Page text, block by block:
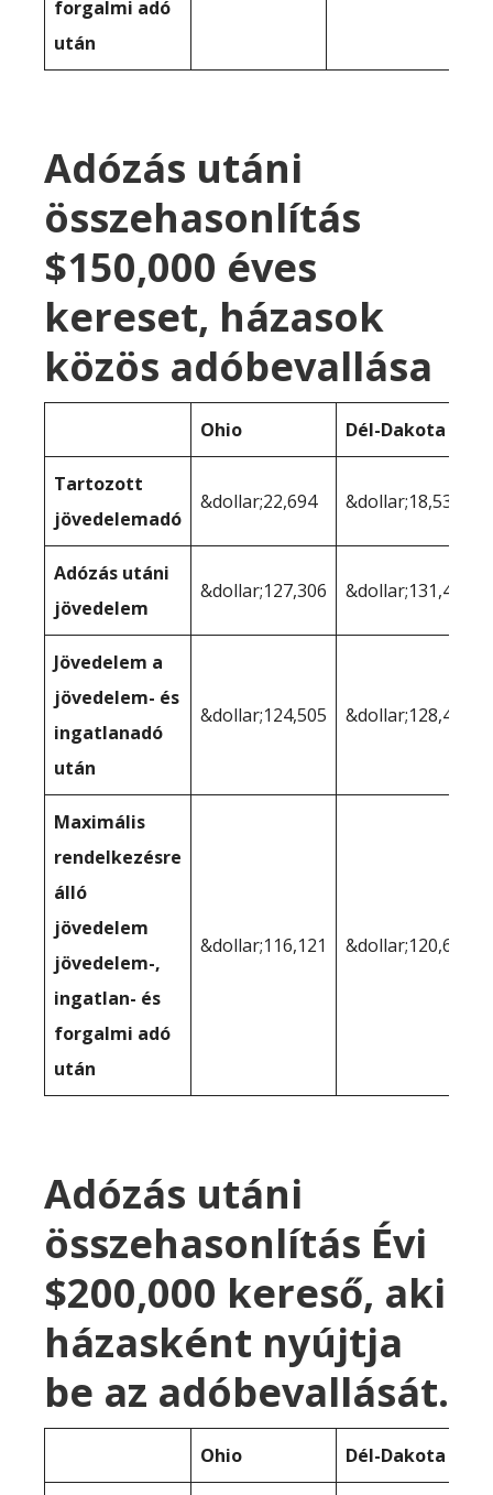
forgalmi adó
után
Adózás utáni
összehasonlítás
$150,000 éves
kereset, házasok
közös adóbevallása
Ohio Dél-Dakota
Tartozott
jövedelemadó
&dollar;22,694 &dollar;18,536
Adózás utáni
jövedelem
&dollar;127,306 &dollar;131,464
Jövedelem a
jövedelem- és
ingatlanadó
után
&dollar;124,505 &dollar;128,407
Maximális
rendelkezésre
álló
jövedelem
jövedelem-,
ingatlan- és
forgalmi adó
után
&dollar;116,121 &dollar;120,683
Adózás utáni
összehasonlítás Évi
$200,000 kereső, aki
házasként nyújtja
be az adóbevallását.
Ohio Dél-Dakota